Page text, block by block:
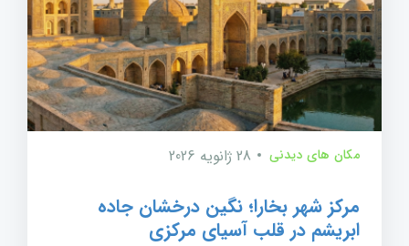
مکان های دیدنی 28 ژانویه 2026
مرکز شهر بخارا؛ نگین درخشان جاده
ابریشم در قلب آسیای مرکزی